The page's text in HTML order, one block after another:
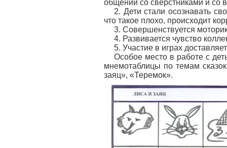
общении со сверстниками и со
2. Дети стали осознавать
что такое плохо, происходит
3. Совершенствуется
4. Развивается чувство
5. Участие в играх
Особое место в работе с
мнемотаблицы по темам
заяц», «Теремок».